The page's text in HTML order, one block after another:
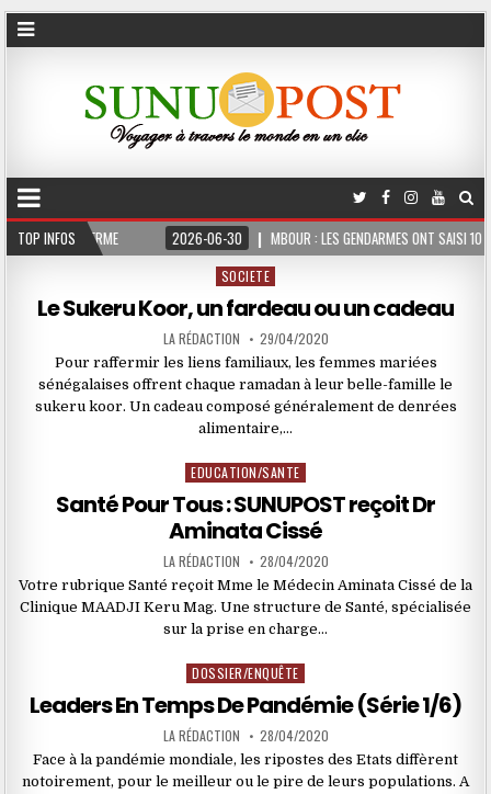
TOP INFOS
3 MOIS FERME 2026-06-30 MBOUR : LES GENDARMES ONT SAISI 10
Posted
SOCIETE
Le Sukeru Koor, un fardeau ou un cadeau
LA RÉDACTION 29/04/2020
Pour raffermir les liens familiaux, les femmes mariées
sénégalaises offrent chaque ramadan à leur belle-famille le
sukeru koor. Un cadeau composé généralement de denrées
alimentaire,…
Posted
in
EDUCATION/SANTE
Santé Pour Tous : SUNUPOST reçoit Dr
Aminata Cissé
LA RÉDACTION 28/04/2020
Votre rubrique Santé reçoit Mme le Médecin Aminata Cissé de la
Clinique MAADJI Keru Mag. Une structure de Santé, spécialisée
sur la prise en charge…
Posted
DOSSIER/ENQUÊTE
Leaders En Temps De Pandémie (Série 1/6)
LA RÉDACTION 28/04/2020
Face à la pandémie mondiale, les ripostes des Etats diffèrent
notoirement, pour le meilleur ou le pire de leurs populations. A